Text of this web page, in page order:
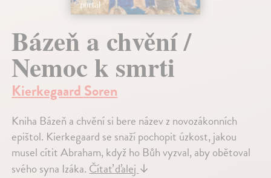
Bázeň a chvění /
Nemoc k smrti
Kierkegaard Soren
Kniha Bázeň a chvění si bere název z novozákonních
epištol. Kierkegaard se snaží pochopit úzkost, jakou
musel cítit Abraham, když ho Bůh vyzval, aby obětoval
svého syna Izáka. Čítať ďalej ↓